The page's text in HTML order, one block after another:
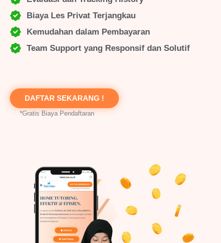
Biaya Les Privat Terjangkau
Kemudahan dalam Pembayaran
Team Support yang Responsif dan Solutif
DAFTAR SEKARANG !
*Gratis Biaya Pendaftaran